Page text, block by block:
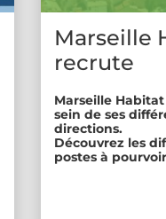
Marseille
recrute
Marseille
sein de ses
directions.
Découvrez les
postes à